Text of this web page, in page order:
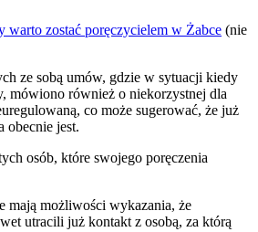
warto zostać poręczycielem w Żabce (nie
ze sobą umów, gdzie w sytuacji kiedy
mówiono również o niekorzystnej dla
co może sugerować, że już
obecnie jest.
osób, które swojego poręczenia
mają możliwości wykazania, że
utracili już kontakt z osobą, za którą